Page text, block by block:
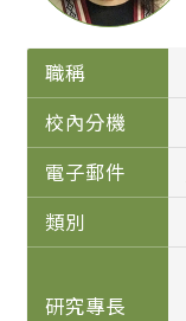
職稱
校內分機
電子郵件
類別
研究專長